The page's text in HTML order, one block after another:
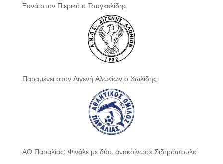
Ξανά στον Πιερικό ο Τσαγκαλίδης
Παραμένει στον Διγενή Αλωνίων ο Χωλίδης
ΑΟ Παραλίας: Φινάλε με δύο, ανακοίνωσε Σιδηρόπουλο